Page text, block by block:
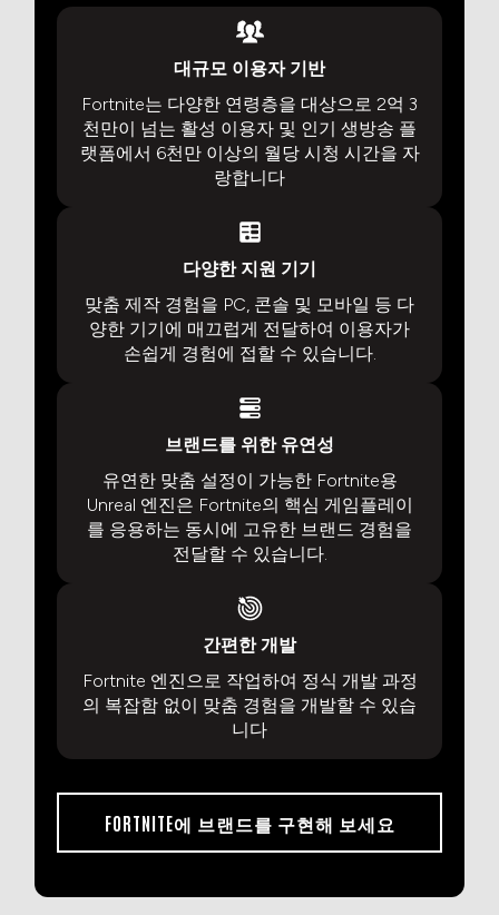
대규모 이용자 기반
Fortnite는 다양한 연령층을 대상으로 2억 3
천만이 넘는 활성 이용자 및 인기 생방송 플
랫폼에서 6천만 이상의 월당 시청 시간을 자
랑합니다
다양한 지원 기기
맞춤 제작 경험을 PC, 콘솔 및 모바일 등 다
양한 기기에 매끄럽게 전달하여 이용자가
손쉽게 경험에 접할 수 있습니다.
브랜드를 위한 유연성
유연한 맞춤 설정이 가능한 Fortnite용
Unreal 엔진은 Fortnite의 핵심 게임플레이
를 응용하는 동시에 고유한 브랜드 경험을
전달할 수 있습니다.
간편한 개발
Fortnite 엔진으로 작업하여 정식 개발 과정
의 복잡함 없이 맞춤 경험을 개발할 수 있습
니다
FORTNITE에 브랜드를 구현해 보세요